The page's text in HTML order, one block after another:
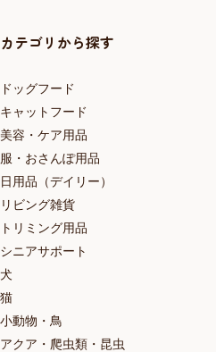
カテゴリから探す
ドッグフード
キャットフード
美容・ケア用品
服・おさんぽ用品
日用品（デイリー）
リビング雑貨
トリミング用品
シニアサポート
犬
猫
小動物・鳥
アクア・爬虫類・昆虫